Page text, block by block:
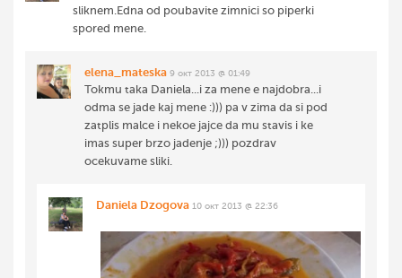
sliknem.Edna od poubavite zimnici so piperki
spored mene.
elena_mateska 9 окт 2013 @ 01:49
Tokmu taka Daniela...i za mene e najdobra...i
odma se jade kaj mene :))) pa v zima da si pod
zatplis malce i nekoe jajce da mu stavis i ke
imas super brzo jadenje ;))) pozdrav
ocekuvame sliki.
Daniela Dzogova 10 окт 2013 @ 22:36